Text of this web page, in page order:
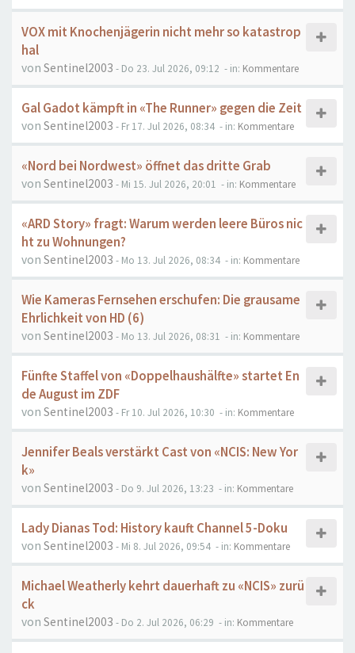
VOX mit Knochenjägerin nicht mehr so katastrop
hal
von Sentinel2003 - Do 23. Jul 2026, 09:12 - in: Kommentare
Gal Gadot kämpft in «The Runner» gegen die Zeit
von Sentinel2003 - Fr 17. Jul 2026, 08:34 - in: Kommentare
«Nord bei Nordwest» öffnet das dritte Grab
von Sentinel2003 - Mi 15. Jul 2026, 20:01 - in: Kommentare
«ARD Story» fragt: Warum werden leere Büros nic
ht zu Wohnungen?
von Sentinel2003 - Mo 13. Jul 2026, 08:34 - in: Kommentare
Wie Kameras Fernsehen erschufen: Die grausame
Ehrlichkeit von HD (6)
von Sentinel2003 - Mo 13. Jul 2026, 08:31 - in: Kommentare
Fünfte Staffel von «Doppelhaushälfte» startet En
de August im ZDF
von Sentinel2003 - Fr 10. Jul 2026, 10:30 - in: Kommentare
Jennifer Beals verstärkt Cast von «NCIS: New Yor
k»
von Sentinel2003 - Do 9. Jul 2026, 13:23 - in: Kommentare
Lady Dianas Tod: History kauft Channel 5-Doku
von Sentinel2003 - Mi 8. Jul 2026, 09:54 - in: Kommentare
Michael Weatherly kehrt dauerhaft zu «NCIS» zurü
ck
von Sentinel2003 - Do 2. Jul 2026, 06:29 - in: Kommentare